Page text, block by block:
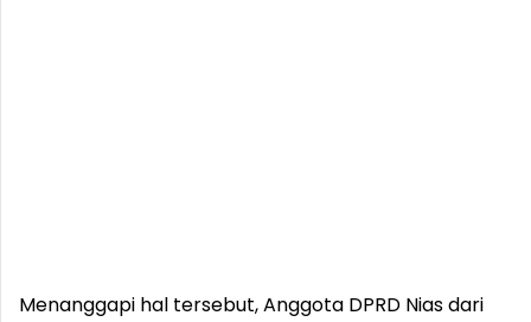
Menanggapi hal tersebut, Anggota DPRD Nias dari